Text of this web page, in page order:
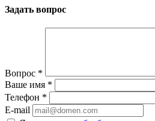
Задать вопрос
Вопрос *
Ваше имя *
Телефон *
E-mail